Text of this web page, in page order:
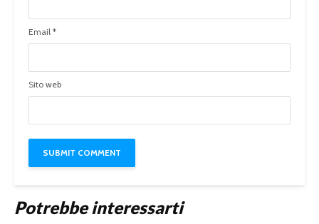
Email *
Sito web
Potrebbe interessarti